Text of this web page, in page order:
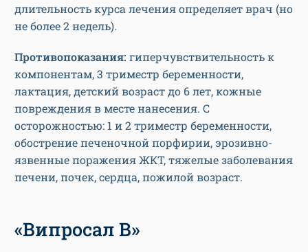
длительность курса лечения определяет врач (но
не более 2 недель).
Противопоказания: гиперчувствительность к
компонентам, 3 триместр беременности,
лактация, детский возраст до 6 лет, кожные
повреждения в месте нанесения. С
осторожностью: 1 и 2 триместр беременности,
обострение печеночной порфирии, эрозивно-
язвенные поражения ЖКТ, тяжелые заболевания
печени, почек, сердца, пожилой возраст.
«Випросал В»